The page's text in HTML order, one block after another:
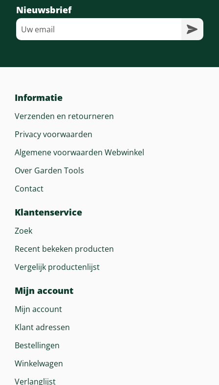
Nieuwsbrief
Informatie
Verzenden en retourneren
Privacy voorwaarden
Algemene voorwaarden Webwinkel
Over Garden Tools
Contact
Klantenservice
Zoek
Recent bekeken producten
Vergelijk productenlijst
Mijn account
Mijn account
Klant adressen
Bestellingen
Winkelwagen
Verlanglijst